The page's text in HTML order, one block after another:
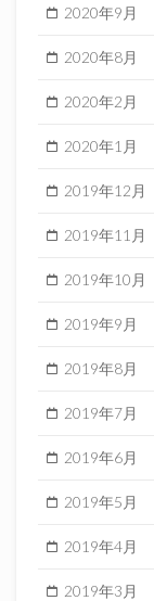
2020年9月
2020年8月
2020年2月
2020年1月
2019年12月
2019年11月
2019年10月
2019年9月
2019年8月
2019年7月
2019年6月
2019年5月
2019年4月
2019年3月